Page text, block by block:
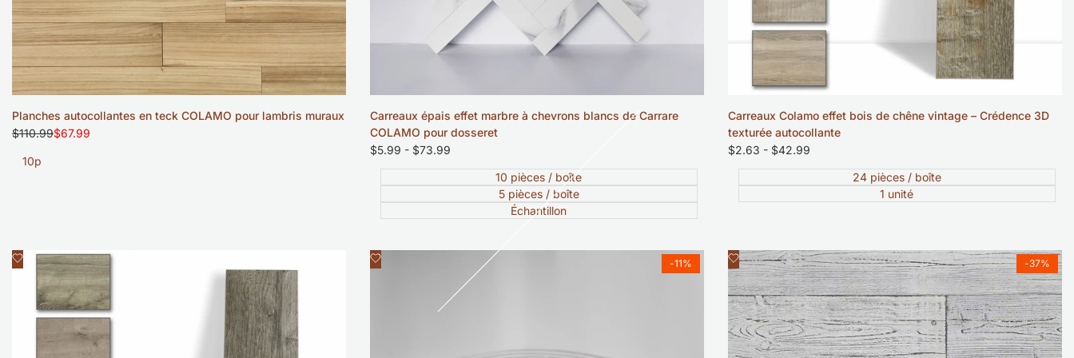
10p
Planches autocollantes en teck COLAMO pour lambris muraux
Prix
$110.99Prix
$67.99
10p
Carreaux épais effet marbre à chevrons blancs de Carrare
COLAMO pour dosseret
Prix
$5.99 - $73.99
10 pièces / boîte
5 pièces / boîte
Échantillon
Carreaux Colamo effet bois de chêne vintage – Crédence 3D
texturée autocollante
Prix
$2.63 - $42.99
24 pièces / boîte
1 unité
Ajouter
liste
souhaits
Aperçu rapide -11%
Ajouter
Aperçu rapide -37%
Ajouter
à
la
liste
de
souhaits
Aperçu rapide